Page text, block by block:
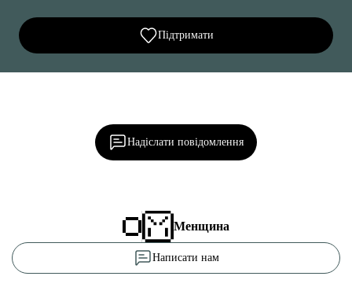
Підтримати
Надіслати повідомлення
Менщина
Написати нам